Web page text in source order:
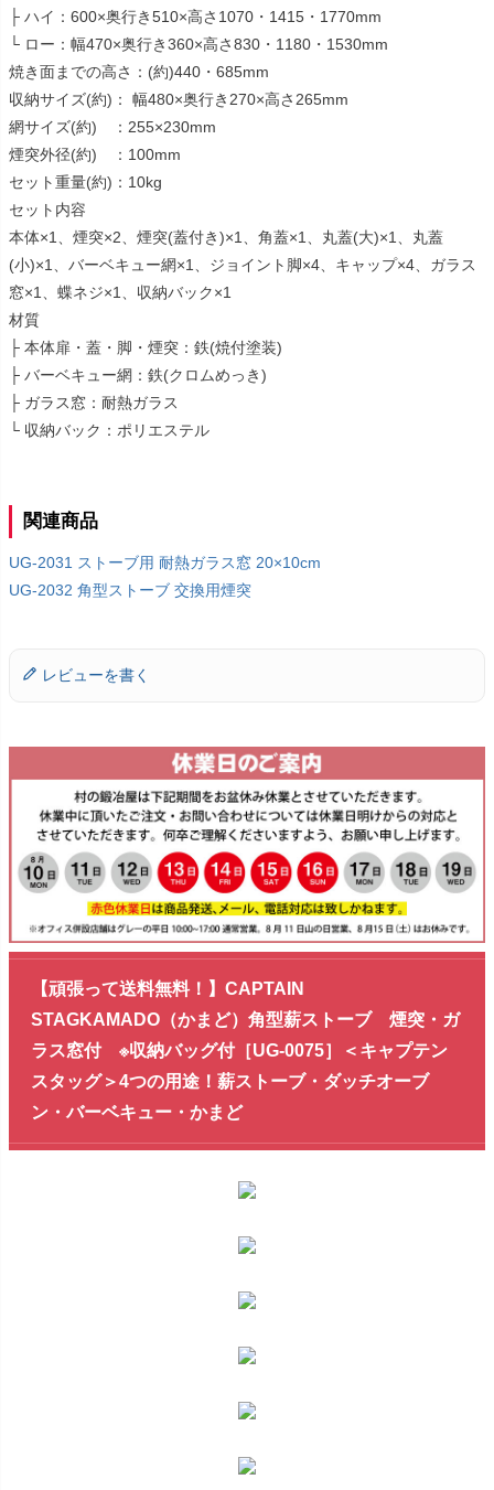
├ ハイ：600×奥行き510×高さ1070・1415・1770mm
└ ロー：幅470×奥行き360×高さ830・1180・1530mm
焼き面までの高さ：(約)440・685mm
収納サイズ(約)： 幅480×奥行き270×高さ265mm
網サイズ(約) ：255×230mm
煙突外径(約) ：100mm
セット重量(約)：10kg
セット内容
本体×1、煙突×2、煙突(蓋付き)×1、角蓋×1、丸蓋(大)×1、丸蓋
(小)×1、バーベキュー網×1、ジョイント脚×4、キャップ×4、ガラス
窓×1、蝶ネジ×1、収納バック×1
材質
├ 本体扉・蓋・脚・煙突：鉄(焼付塗装)
├ バーベキュー網：鉄(クロムめっき)
├ ガラス窓：耐熱ガラス
└ 収納バック：ポリエステル
関連商品
UG-2031 ストーブ用 耐熱ガラス窓 20×10cm
UG-2032 角型ストーブ 交換用煙突
レビューを書く
【頑張って送料無料！】CAPTAIN
STAGKAMADO（かまど）角型薪ストーブ 煙突・ガ
ラス窓付 ※収納バッグ付［UG-0075］＜キャプテン
スタッグ＞4つの用途！薪ストーブ・ダッチオーブ
ン・バーベキュー・かまど